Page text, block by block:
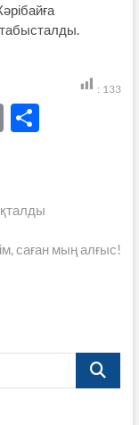
: 133
P S
e
саған мың алғыс!
Search